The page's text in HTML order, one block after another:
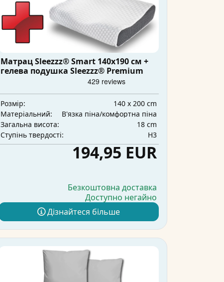
Матрац Sleezzz® Smart 140x190 см +
гелева подушка Sleezzz® Premium
Розмір:
140 x 200 cm
Матеріальний:
В'язка піна/комфортна піна
Загальна висота:
18 cm
Ступінь твердості:
H3
194,95 EUR
Безкоштовна доставка
Доступно негайно
Дізнайтеся більше